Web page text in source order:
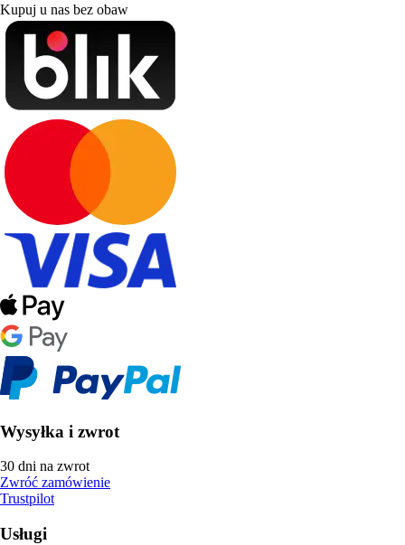
Kupuj u nas bez obaw
Wysyłka i zwrot
30 dni na zwrot
Zwróć zamówienie
Trustpilot
Usługi